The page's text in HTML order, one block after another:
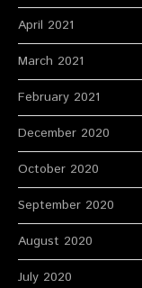
April 2021
March 2021
February 2021
December 2020
October 2020
September 2020
August 2020
July 2020